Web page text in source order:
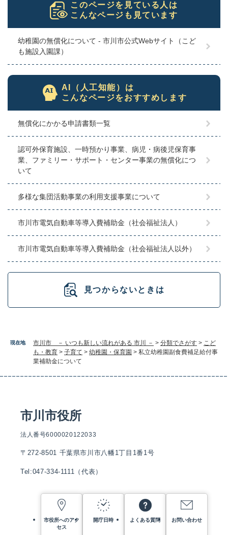
現在地 市川市 － いつも新しい流れがある 市川 － > 分類でさがす > こど
も・教育 > 子育て > 幼稚園・保育園 > 私立幼稚園副食費補足給付事
業補助金について
このページを見ている人は
こんなページも見ています
幼稚園の無償化について - 市川市公式Webサイト（こど
も施設入園課）
AI（人工知能）は
こんなページをおすすめします
無償化にかかる申請書類一覧
認可外保育施設、一時預かり事業、病児・病後児保育事
業、ファミリー・サポート・センター事業の無償化につ
いて
多様な集団活動事業の利用支援事業について
市川市電気自動車等導入費補助金（社会福祉法人）
市川市電気自動車等導入費補助金（社会福祉法人以外）
見つからないときは
市川市役所
法人番号6000020122033
〒272-8501 千葉県市川市八幡1丁目1番1号
Tel:047-334-1111（代表）
市役所へのアク
セス
開庁日時 よくある質問 お問い合わせ